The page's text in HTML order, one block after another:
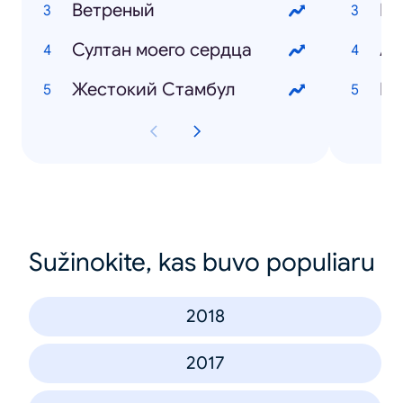
Ветреный
Султан моего сердца
Жестокий Стамбул
Sužinokite, kas buvo populiaru
2018
2017